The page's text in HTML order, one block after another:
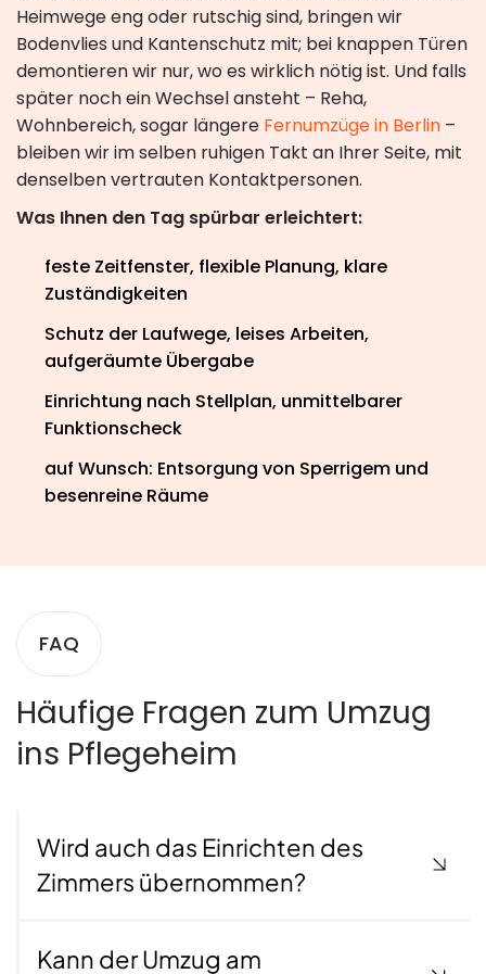
Heimwege eng oder rutschig sind, bringen wir
Bodenvlies und Kantenschutz mit; bei knappen Türen
demontieren wir nur, wo es wirklich nötig ist. Und falls
später noch ein Wechsel ansteht – Reha,
Wohnbereich, sogar längere Fernumzüge in Berlin –
bleiben wir im selben ruhigen Takt an Ihrer Seite, mit
denselben vertrauten Kontaktpersonen.
Was Ihnen den Tag spürbar erleichtert:
feste Zeitfenster, flexible Planung, klare
Zuständigkeiten
Schutz der Laufwege, leises Arbeiten,
aufgeräumte Übergabe
Einrichtung nach Stellplan, unmittelbarer
Funktionscheck
auf Wunsch: Entsorgung von Sperrigem und
besenreine Räume
FAQ
Häufige Fragen zum Umzug
ins Pflegeheim
Wird auch das Einrichten des
Zimmers übernommen?
Kann der Umzug am